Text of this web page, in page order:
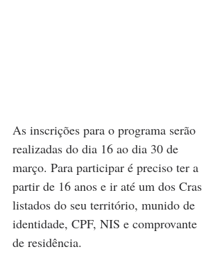
As inscrições para o programa serão
realizadas do dia 16 ao dia 30 de
março. Para participar é preciso ter a
partir de 16 anos e ir até um dos Cras
listados do seu território, munido de
identidade, CPF, NIS e comprovante
de residência.